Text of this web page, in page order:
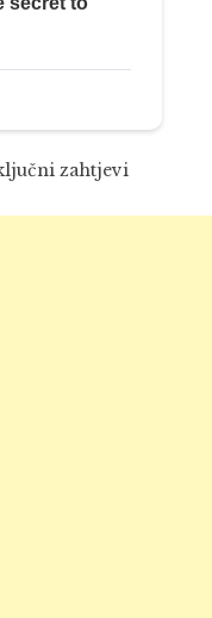
zahtjevi